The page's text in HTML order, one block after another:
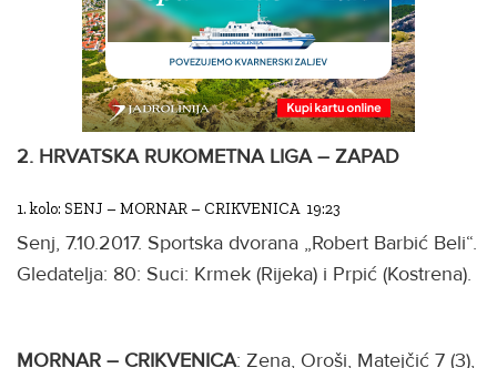
2. HRVATSKA RUKOMETNA LIGA – ZAPAD
1. kolo: SENJ – MORNAR – CRIKVENICA 19:23
Senj, 7.10.2017. Sportska dvorana „Robert Barbić Beli“.
Gledatelja: 80: Suci: Krmek (Rijeka) i Prpić (Kostrena).
MORNAR – CRIKVENICA: Zena, Oroši, Matejčić 7 (3),